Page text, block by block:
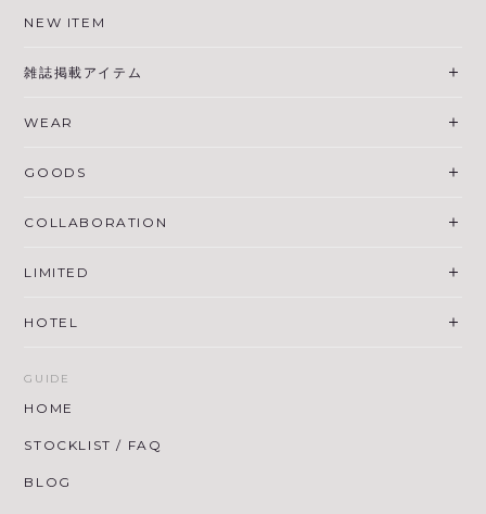
NEW ITEM
雑誌掲載アイテム
WEAR
GOODS
COLLABORATION
LIMITED
HOTEL
GUIDE
HOME
STOCKLIST / FAQ
BLOG